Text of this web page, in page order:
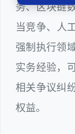
务、区块链
当竞争、人
强制执行领
实务经验，
相关争议纠
权益。